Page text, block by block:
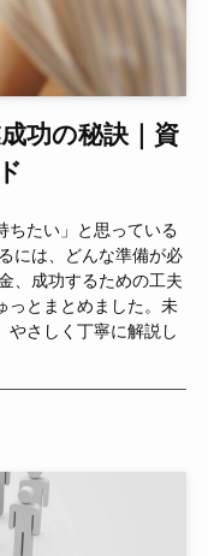
功の秘訣｜資
ちたい」と思っている
には、どんな準備が必
、成功するための工夫
っとまとめました。未
やさしく丁寧に解説し